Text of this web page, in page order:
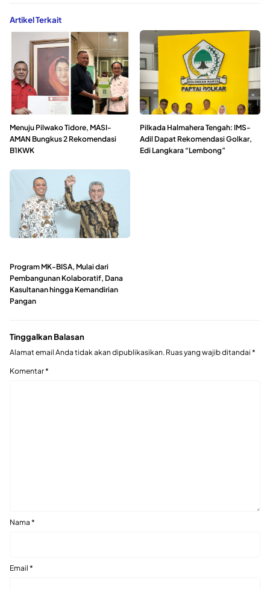
Artikel Terkait
Menuju Pilwako Tidore, MASI-
AMAN Bungkus 2 Rekomendasi
B1KWK
Pilkada Halmahera Tengah: IMS-
Adil Dapat Rekomendasi Golkar,
Edi Langkara “Lembong”
Program MK-BISA, Mulai dari
Pembangunan Kolaboratif, Dana
Kasultanan hingga Kemandirian
Pangan
Tinggalkan Balasan
Alamat email Anda tidak akan dipublikasikan. Ruas yang wajib ditandai *
Komentar*
Nama *
Email *